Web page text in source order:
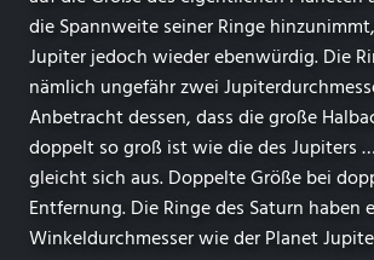
die Spannweite seiner Ringe
Jupiter jedoch wieder ebenwürdig. Die
nämlich ungefähr zwei
Anbetracht dessen, dass die große
doppelt so groß ist wie die des Jupiters
gleicht sich aus. Doppelte Größe bei
Entfernung. Die Ringe des Saturn haben
Winkeldurchmesser wie der Planet